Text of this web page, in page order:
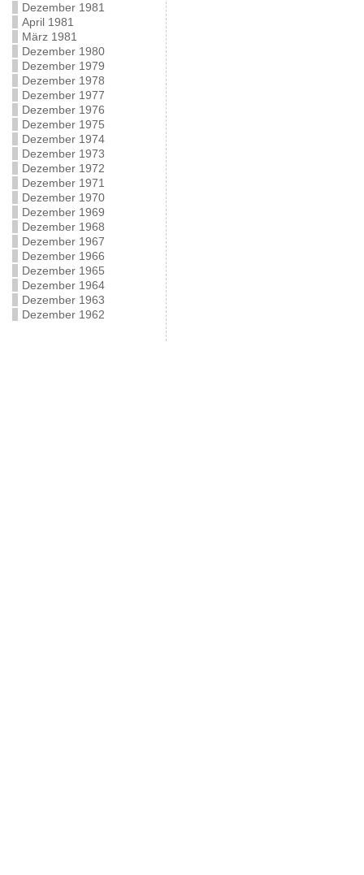
Dezember 1981
April 1981
März 1981
Dezember 1980
Dezember 1979
Dezember 1978
Dezember 1977
Dezember 1976
Dezember 1975
Dezember 1974
Dezember 1973
Dezember 1972
Dezember 1971
Dezember 1970
Dezember 1969
Dezember 1968
Dezember 1967
Dezember 1966
Dezember 1965
Dezember 1964
Dezember 1963
Dezember 1962